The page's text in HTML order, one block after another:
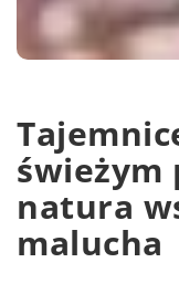
natura
malucha